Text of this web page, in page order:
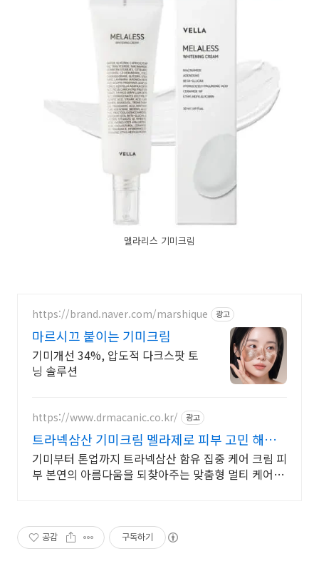
멜라리스 기미크림
https://brand.naver.com/marshique 광고
마르시끄 붙이는 기미크림
기미개선 34%, 압도적 다크스팟 토
닝 솔루션
https://www.drmacanic.co.kr/ 광고
트라넥삼산 기미크림 멜라제로 피부 고민 해결
위한 솔루션
기미부터 톤업까지 트라넥삼산 함유 집중 케어 크림 피
부 본연의 아름다움을 되찾아주는 맞춤형 멀티 케어 솔
공감 구독하기